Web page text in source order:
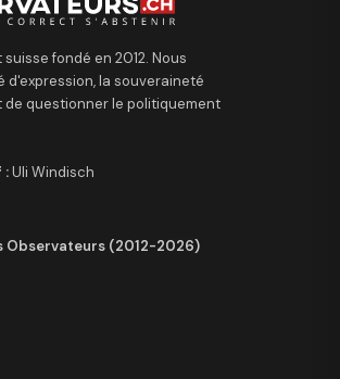
fondé en 2012. Nous
d'expression, la souveraineté
questionner le politiquement
:Uli Windisch
Observateurs (2012-2026)